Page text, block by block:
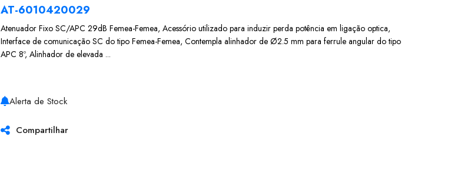
AT-6010420029
Atenuador Fixo SC/APC 29dB Femea-Femea, Acessório utilizado para induzir perda potência em ligação optica,
Interface de comunicação SC do tipo Femea-Femea, Contempla alinhador de Ø2.5 mm para ferrule angular do tipo
APC 8º, Alinhador de elevada ...
Alerta de Stock
Compartilhar